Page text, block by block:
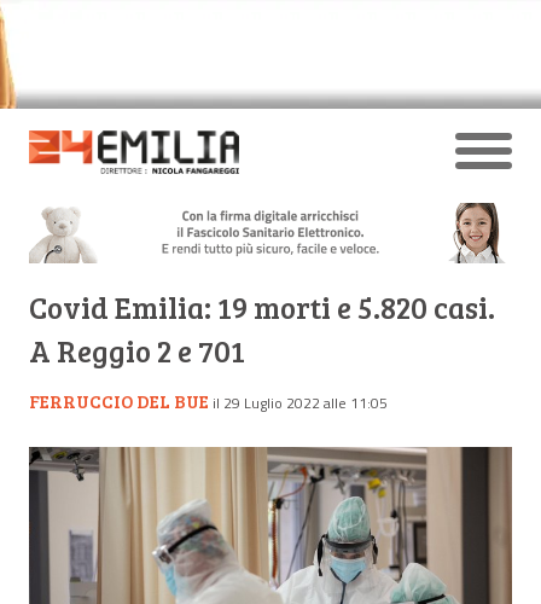
Covid Emilia: 19 morti e 5.820 casi.
A Reggio 2 e 701
FERRUCCIO DEL BUE il 29 Luglio 2022 alle 11:05